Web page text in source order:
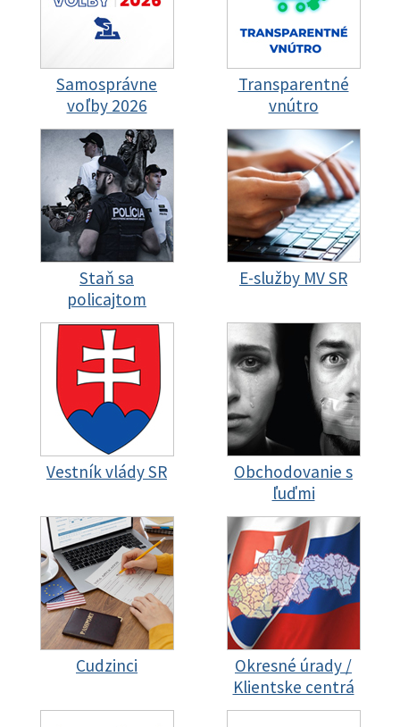
Samosprávne
voľby 2026
Transparentné
vnútro
Staň sa
policajtom
E-služby MV SR
Vestník vlády SR
Obchodovanie s
ľuďmi
Cudzinci
Okresné úrady /
Klientske centrá